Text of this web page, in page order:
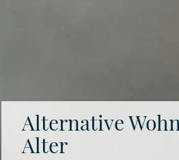
Alternative
Alter